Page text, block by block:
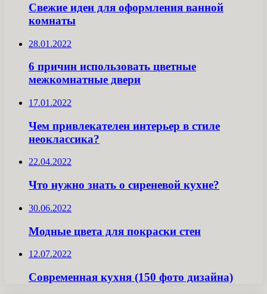
Свежие идеи для оформления ванной
комнаты
28.01.2022
6 причин использовать цветные
межкомнатные двери
17.01.2022
Чем привлекателен интерьер в стиле
неоклассика?
22.04.2022
Что нужно знать о сиреневой кухне?
30.06.2022
Модные цвета для покраски стен
12.07.2022
Современная кухня (150 фото дизайна)